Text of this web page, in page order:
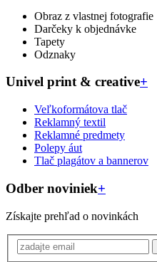
Obraz z vlastnej fotografie
Darčeky k objednávke
Tapety
Odznaky
Univel print & creative+
Veľkoformátova tlač
Reklamný textil
Reklamné predmety
Polepy áut
Tlač plagátov a bannerov
Odber noviniek+
Získajte prehľad o novinkách